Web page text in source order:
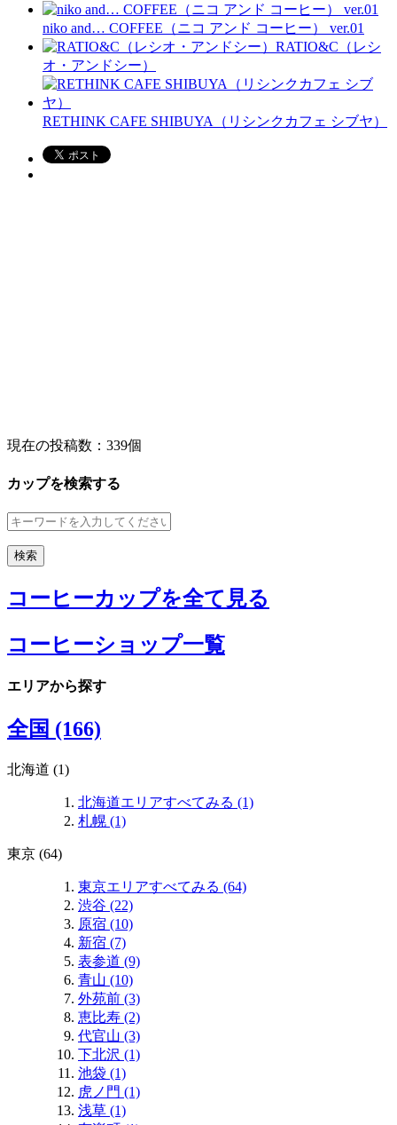
niko and… COFFEE（ニコ アンド コーヒー） ver.01
RATIO&C（レシ
オ・アンドシー）
RETHINK CAFE SHIBUYA（リシンクカフェ シブヤ）
現在の投稿数： 339個
カップを検索する
コーヒーカップを全て見る
コーヒーショップ一覧
エリアから探す
全国 (166)
北海道 (1)
北海道エリアすべてみる (1)
札幌 (1)
東京 (64)
東京エリアすべてみる (64)
渋谷 (22)
原宿 (10)
新宿 (7)
表参道 (9)
青山 (10)
外苑前 (3)
恵比寿 (2)
代官山 (3)
下北沢 (1)
池袋 (1)
虎ノ門 (1)
浅草 (1)